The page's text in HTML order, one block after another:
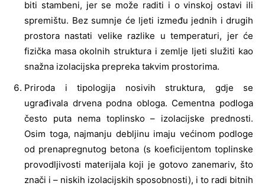
biti stambeni, jer se može raditi i o vinskoj ostavi ili
spremištu. Bez sumnje će ljeti između jednih i drugih
prostora nastati velike razlike u temperaturi, jer će
fizička masa okolnih struktura i zemlje ljeti služiti kao
snažna izolacijska prepreka takvim prostorima.
Priroda i tipologija nosivih struktura, gdje se
ugrađivala drvena podna obloga. Cementna podloga
često puta nema toplinsko – izolacijske prednosti.
Osim toga, najmanju debljinu imaju većinom podloge
od prenapregnutog betona (s koeficijentom toplinske
provodljivosti materijala koji je gotovo zanemariv, što
znači i – niskih izolacijskih sposobnosti), i to radi bitnih